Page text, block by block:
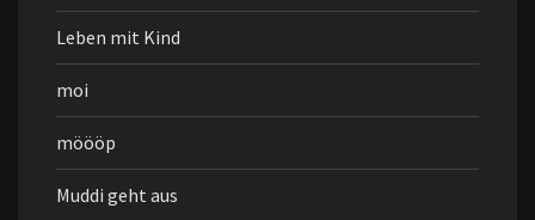
Leben mit Kind
moi
möööp
Muddi geht aus